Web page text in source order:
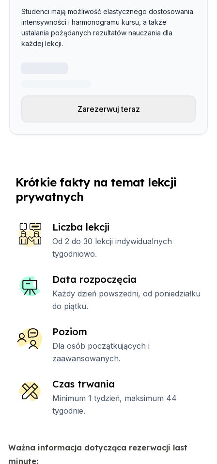
Studenci mają możliwość elastycznego dostosowania
intensywności i harmonogramu kursu, a także
ustalania pożądanych rezultatów nauczania dla
każdej lekcji.
Zarezerwuj teraz
Krótkie fakty na temat lekcji
prywatnych
Liczba lekcji
Od 2 do 30 lekcji indywidualnych
tygodniowo.
Data rozpoczęcia
Każdy dzień powszedni, od poniedziałku
do piątku.
Poziom
Dla osób początkujących i
zaawansowanych.
Czas trwania
Minimum 1 tydzień, maksimum 44
tygodnie.
Ważna informacja dotycząca rezerwacji last
minute: